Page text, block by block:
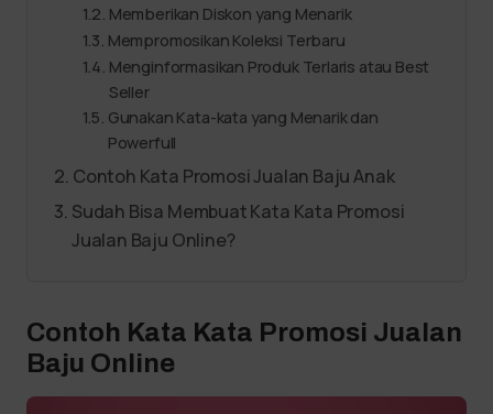
Memberikan Diskon yang Menarik
Mempromosikan Koleksi Terbaru
Menginformasikan Produk Terlaris atau Best
Seller
Gunakan Kata-kata yang Menarik dan
Powerfull
Contoh Kata Promosi Jualan Baju Anak
Sudah Bisa Membuat Kata Kata Promosi
Jualan Baju Online?
Contoh Kata Kata Promosi Jualan
Baju Online